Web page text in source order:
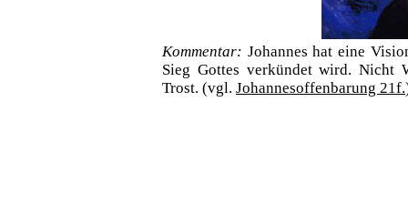
Kommentar: Johannes hat eine
Sieg Gottes verkündet wird. Nicht
Trost. (vgl. Johannesoffenbarung 21f.